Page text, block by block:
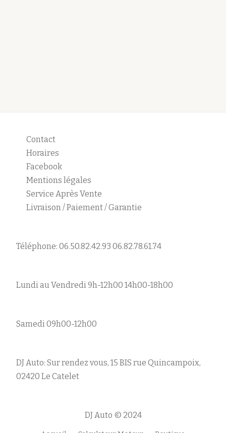
Contact
Horaires
Facebook
Mentions légales
Service Après Vente
Livraison / Paiement / Garantie
Téléphone: 06.50.82.42.93 06.82.78.61.74
Lundi au Vendredi 9h-12h00 14h00-18h00
Samedi 09h00-12h00
DJ Auto: Sur rendez vous, 15 BIS rue Quincampoix,
02420 Le Catelet
DJ Auto © 2024